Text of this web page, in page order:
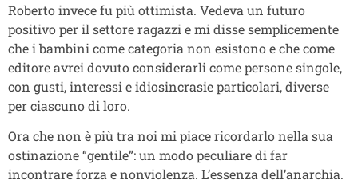
Roberto invece fu più ottimista. Vedeva un futuro
positivo per il settore ragazzi e mi disse semplicemente
che i bambini come categoria non esistono e che come
editore avrei dovuto considerarli come persone singole,
con gusti, interessi e idiosincrasie particolari, diverse
per ciascuno di loro.
Ora che non è più tra noi mi piace ricordarlo nella sua
ostinazione “gentile”: un modo peculiare di far
incontrare forza e nonviolenza. L’essenza dell’anarchia.